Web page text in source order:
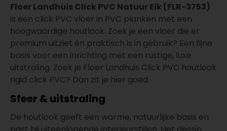
Floer Landhuis Click PVC Natuur Eik (FLR-3753)
is een click PVC vloer in PVC planken met een
hoogwaardige houtlook. Zoek je een vloer die er
premium uitziet én praktisch is in gebruik? Een fijne
basis voor een inrichting met een rustige, luxe
uitstraling. Zoek je Floer Landhuis Click PVC houtlook
rigid click PVC? Dan zit je hier goed.
Sfeer & uitstraling
De houtlook geeft een warme, natuurlijke basis en